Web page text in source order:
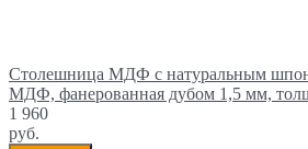
Столешница МДФ с натуральным
МДФ, фанерованная дубом 1,5 мм,
1 960
руб.